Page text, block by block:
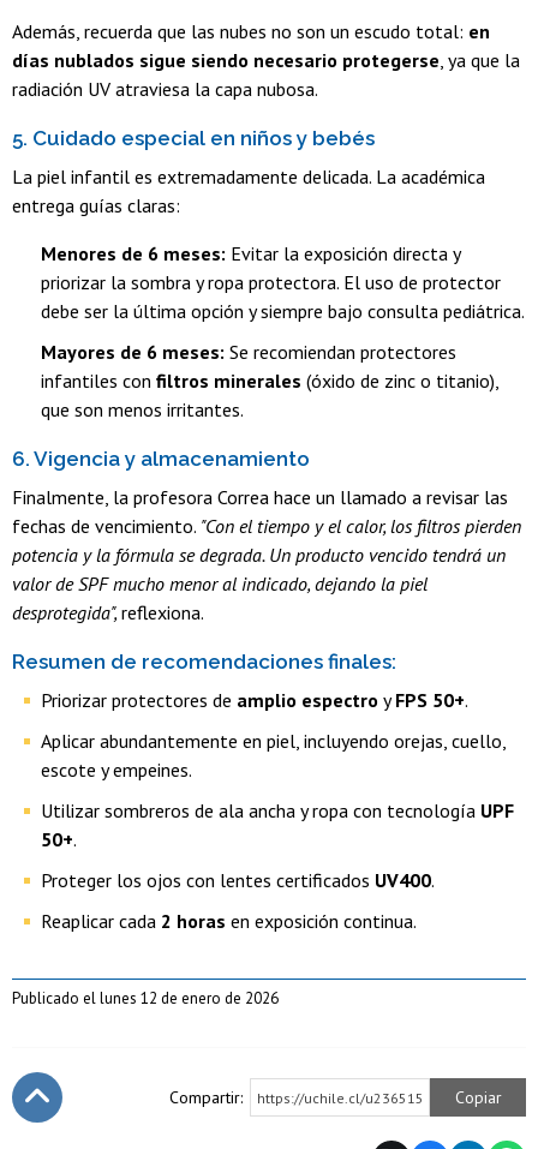
Además, recuerda que las nubes no son un escudo total: en
días nublados sigue siendo necesario protegerse , ya que la
radiación UV atraviesa la capa nubosa.
5. Cuidado especial en niños y bebés
La piel infantil es extremadamente delicada. La académica
entrega guías claras:
Menores de 6 meses: Evitar la exposición directa y
priorizar la sombra y ropa protectora. El uso de protector
debe ser la última opción y siempre bajo consulta pediátrica.
Mayores de 6 meses: Se recomiendan protectores
infantiles con filtros minerales (óxido de zinc o titanio),
que son menos irritantes.
6. Vigencia y almacenamiento
Finalmente, la profesora Correa hace un llamado a revisar las
fechas de vencimiento. "Con el tiempo y el calor, los filtros pierden
potencia y la fórmula se degrada. Un producto vencido tendrá un
valor de SPF mucho menor al indicado, dejando la piel
desprotegida", reflexiona.
Resumen de recomendaciones finales:
Priorizar protectores de amplio espectro yFPS 50+.
Aplicar abundantemente en piel, incluyendo orejas, cuello,
escote y empeines.
Utilizar sombreros de ala ancha y ropa con tecnología UPF
50+.
Proteger los ojos con lentes certificados UV400.
Reaplicar cada 2 horas en exposición continua.
Publicado el lunes 12 de enero de 2026
Compartir: https://uchile.cl/u236515 Copiar